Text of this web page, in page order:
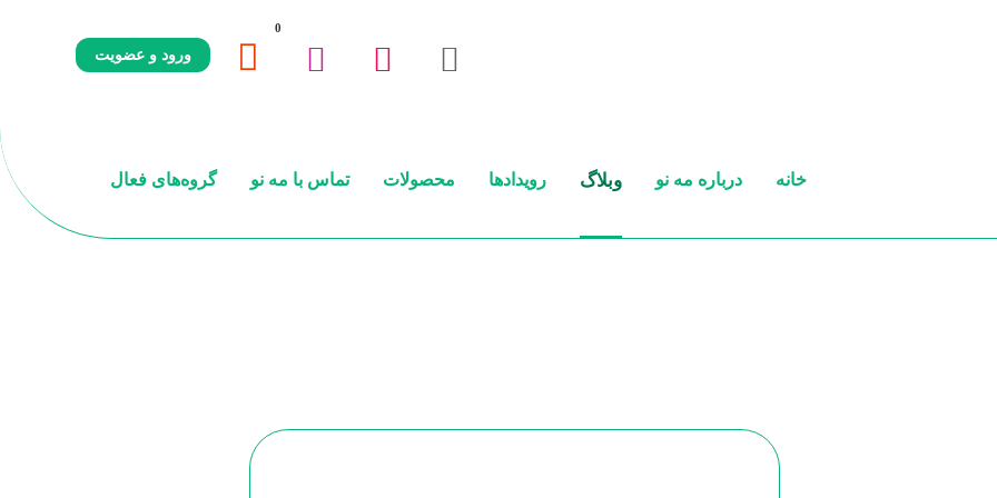
ورود و عضویت
خانه درباره مه نو وبلاگ رویدادها محصولات تماس با مه نو گروه‌های فعال